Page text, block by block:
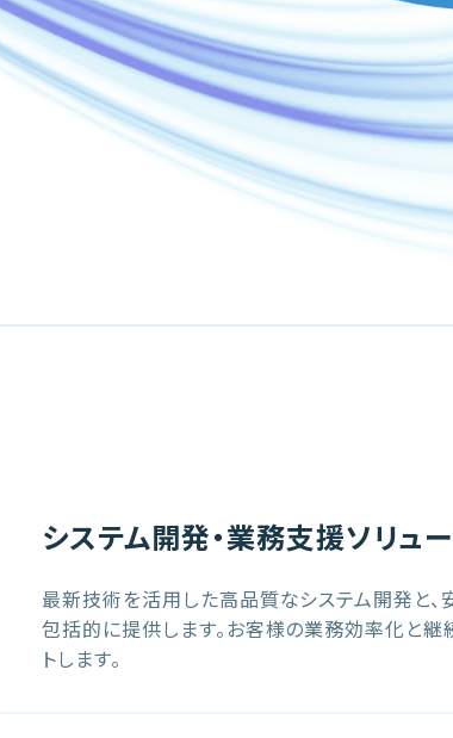
システム開発・業務支援ソリュ
最新技術を活用した高品質なシステム開発と
包括的に提供します。お客様の業務効率化と
トします。